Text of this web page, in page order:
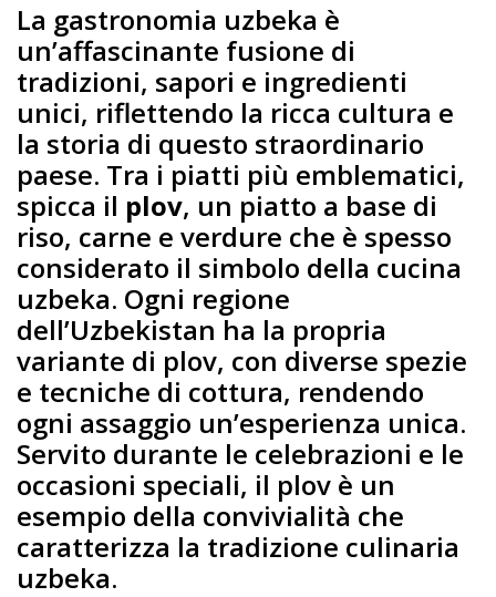
La gastronomia uzbeka è
un’affascinante fusione di
tradizioni, sapori e ingredienti
unici, riflettendo la ricca cultura e
la storia di questo straordinario
paese. Tra i piatti più emblematici,
spicca il plov, un piatto a base di
riso, carne e verdure che è spesso
considerato il simbolo della cucina
uzbeka. Ogni regione
dell’Uzbekistan ha la propria
variante di plov, con diverse spezie
e tecniche di cottura, rendendo
ogni assaggio un’esperienza unica.
Servito durante le celebrazioni e le
occasioni speciali, il plov è un
esempio della convivialità che
caratterizza la tradizione culinaria
uzbeka.